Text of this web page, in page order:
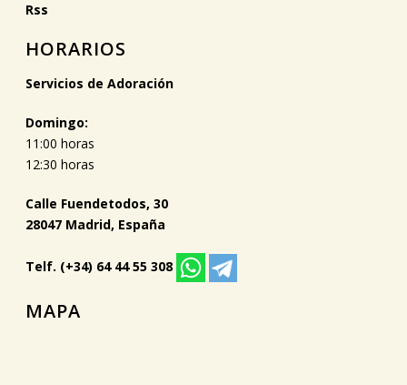
Rss
HORARIOS
Servicios de Adoración
Domingo:
11:00 horas
12:30 horas
Calle Fuendetodos, 30
28047 Madrid, España
Telf. (+34) 64 44 55 308
MAPA